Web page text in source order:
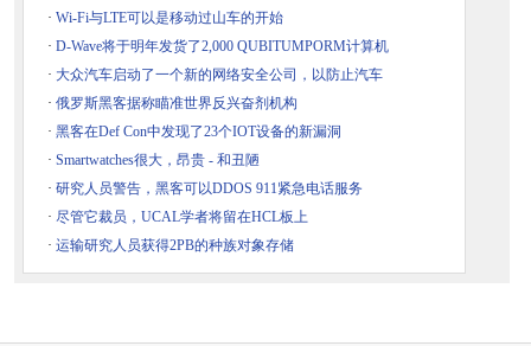
· Wi-Fi与LTE可以是移动过山车的开始
· D-Wave将于明年发货了2,000 QUBITUMPORM计算机
· 大众汽车启动了一个新的网络安全公司，以防止汽车
· 俄罗斯黑客据称瞄准世界反兴奋剂机构
· 黑客在Def Con中发现了23个IOT设备的新漏洞
· Smartwatches很大，昂贵 - 和丑陋
· 研究人员警告，黑客可以DDOS 911紧急电话服务
· 尽管它裁员，UCAL学者将留在HCL板上
· 运输研究人员获得2PB的种族对象存储